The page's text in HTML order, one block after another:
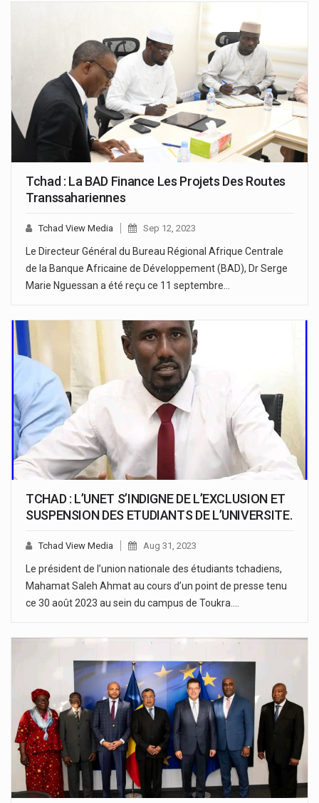
Tchad : La BAD Finance Les Projets Des Routes
Transsahariennes
Tchad View Media Sep 12, 2023
Le Directeur Général du Bureau Régional Afrique Centrale
de la Banque Africaine de Développement (BAD), Dr Serge
Marie Nguessan a été reçu ce 11 septembre…
TCHAD : L’UNET S’INDIGNE DE L’EXCLUSION ET
SUSPENSION DES ETUDIANTS DE L’UNIVERSITE.
Tchad View Media Aug 31, 2023
Le président de l’union nationale des étudiants tchadiens,
Mahamat Saleh Ahmat au cours d’un point de presse tenu
ce 30 août 2023 au sein du campus de Toukra.…